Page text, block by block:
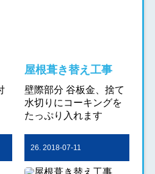
屋根葺き替え工事
壁際部分 谷板金、捨て
水切りにコーキングを
たっぷり入れます
26. 2018-07-11